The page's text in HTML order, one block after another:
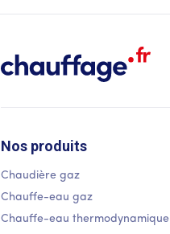
Nos produits
Chaudière gaz
Chauffe-eau gaz
Chauffe-eau thermodynamique